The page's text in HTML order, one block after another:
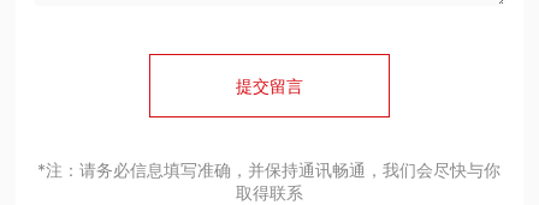
提交留言
*注：请务必信息填写准确，并保持通讯畅通，我们会尽快与你
取得联系